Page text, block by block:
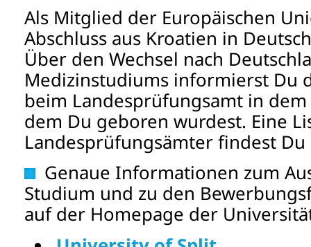
Als Mitglied der Europäischen
Abschluss aus Kroatien in
Über den Wechsel nach
Medizinstudiums informierst Du
beim Landesprüfungsamt in
dem Du geboren wurdest. Eine
Landesprüfungsämter findest Du
Genaue Informationen zum
Studium und zu den
auf der Homepage der